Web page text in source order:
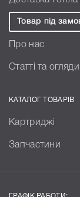
Товар під
Про нас
Статті та огляди
КАТАЛОГ ТОВАРІВ
Картриджі
Запчастини